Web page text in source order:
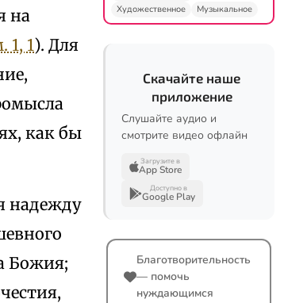
на
1, 1). Для
как бы
надежду
Божия;
Художественное
Музыкальное
Скачайте наше
приложение
Слушайте аудио и
смотрите видео офлайн
Загрузите в
App Store
Доступно в
Google Play
Благотворительность
— помочь
нуждающимся